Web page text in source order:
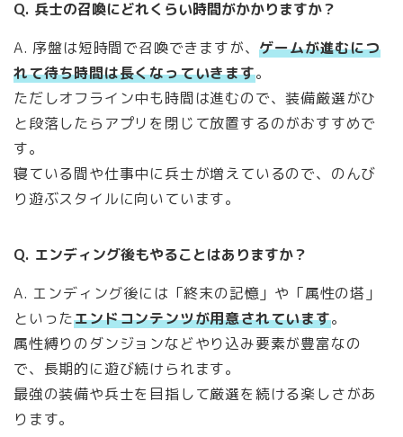
Q. 兵士の召喚にどれくらい時間がかかりますか？
A. 序盤は短時間で召喚できますが、ゲームが進むにつ
れて待ち時間は長くなっていきます。
ただしオフライン中も時間は進むので、装備厳選がひ
と段落したらアプリを閉じて放置するのがおすすめで
す。
寝ている間や仕事中に兵士が増えているので、のんび
り遊ぶスタイルに向いています。
Q. エンディング後もやることはありますか？
A. エンディング後には「終末の記憶」や「属性の塔」
といったエンドコンテンツが用意されています。
属性縛りのダンジョンなどやり込み要素が豊富なの
で、長期的に遊び続けられます。
最強の装備や兵士を目指して厳選を続ける楽しさがあ
ります。